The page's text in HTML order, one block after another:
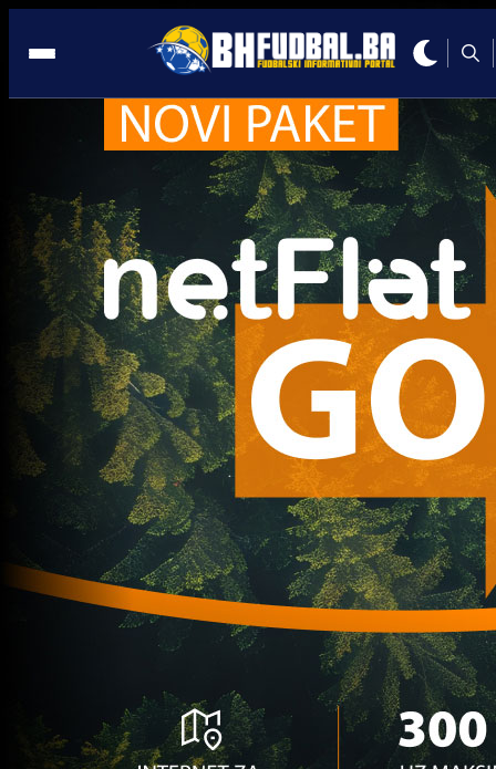
Kup Sarajevo
Trenutno nema novosti za navedeni tag.
Najčitanije Najnovije
A Selekcija
Sve je gotovo: Edin Džeko donio
odluku, evo gdje nastavlja
2 sedmica 1 dan
A Selekcija
Jovo Lukić ima novi klub: Trener
Cluja praktično potvrdio veliki
transfer!
6 dan 18 h
A Selekcija
Stigla potvrda od predsjednika
kluba: Jovo Lukić uskoro pravi
transfer!?